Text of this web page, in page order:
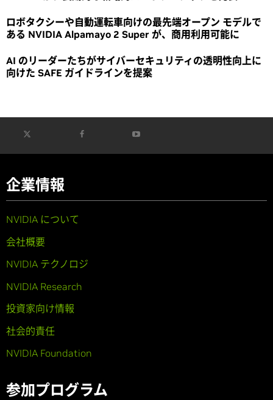
ロボタクシーや自動運転車向けの最先端オープン モデルで
ある NVIDIA Alpamayo 2 Super が、商用利用可能に
AI のリーダーたちがサイバーセキュリティの透明性向上に
向けた SAFE ガイドラインを提案
企業情報
NVIDIA について
会社概要
NVIDIA テクノロジ
NVIDIA Research
投資家向け情報
社会的責任
NVIDIA Foundation
参加プログラム